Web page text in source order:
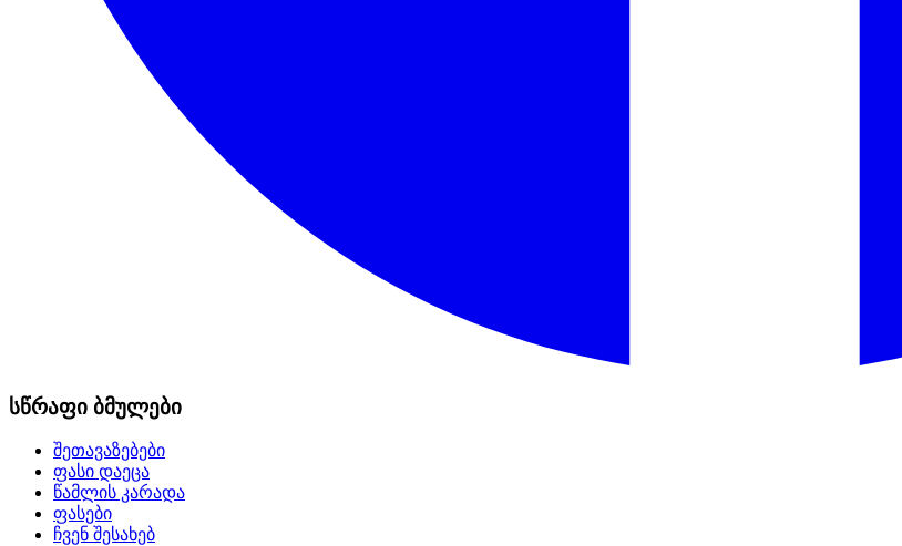
სწრაფი ბმულები
შეთავაზებები
ფასი დაეცა
წამლის კარადა
ფასები
ჩვენ შესახებ